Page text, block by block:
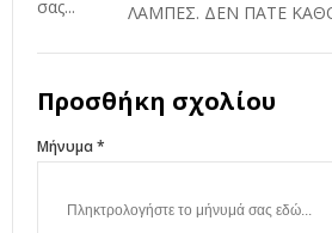
ΛΑΜΠΕΣ. ΔΕΝ ΠΑΤΕ
Προσθήκη σχολίου
Μήνυμα *